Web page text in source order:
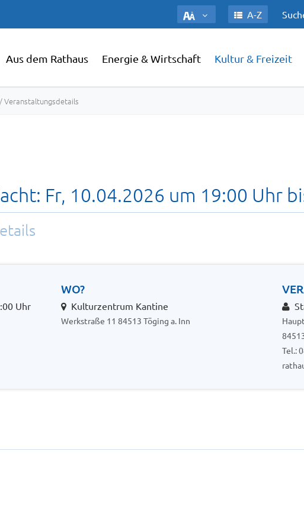
A-Z
Aus dem Rathaus Energie & Wirtschaft Kultur & Freizeit
/ Veranstaltungsdetails
Fr, 10.04.2026 um 19:00 Uhr
Uhr
WO?
Kulturzentrum Kantine
Werkstraße 11 84513 Töging a. Inn
Tel.: